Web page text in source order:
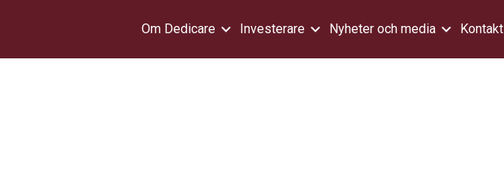
Om Dedicare Investerare Nyheter och media Kontakt